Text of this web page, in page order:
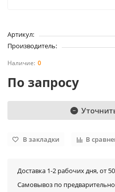
Артикул:
Производитель:
0
По запросу
В закладки В
Доставка 1-2 рабочих дня, от
Самовывоз по